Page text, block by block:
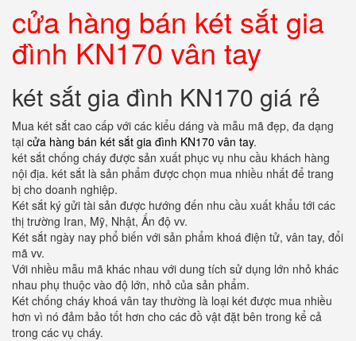
cửa hàng bán két sắt gia
đình KN170 vân tay
két sắt gia đình KN170 giá rẻ
Mua két sắt cao cấp với các kiểu dáng và mẫu mã đẹp, đa dạng
tại cửa hàng bán két sắt gia đình KN170 vân tay.
két sắt chống cháy được sản xuất phục vụ nhu cầu khách hàng
nội địa. két sắt là sản phẩm được chọn mua nhiều nhất để trang
bị cho doanh nghiệp.
Két sắt ký gửi tài sản được hướng đến nhu cầu xuất khẩu tới các
thị trường Iran, Mỹ, Nhật, Ấn độ vv.
Két sắt ngày nay phổ biến với sản phẩm khoá điện tử, vân tay, đổi
mã vv.
Với nhiều mẫu mã khác nhau với dung tích sử dụng lớn nhỏ khác
nhau phụ thuộc vào độ lớn, nhỏ của sản phẩm.
Két chống cháy khoá vân tay thường là loại két được mua nhiều
hơn vì nó đảm bảo tốt hơn cho các đồ vật đặt bên trong kể cả
trong các vụ cháy.